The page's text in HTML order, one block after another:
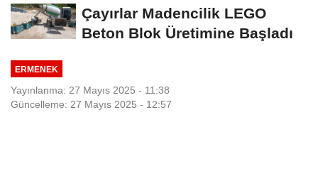
Çayırlar Madencilik LEGO
Beton Blok Üretimine Başladı
ERMENEK
Yayınlanma: 27 Mayıs 2025 - 11:38
Güncelleme: 27 Mayıs 2025 - 12:57